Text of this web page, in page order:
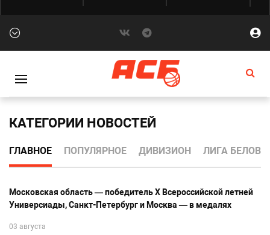
КАТЕГОРИИ НОВОСТЕЙ
ГЛАВНОЕ ПОПУЛЯРНОЕ ДИВИЗИОН ЛИГА БЕЛОВА
03 августа
Московская область — победитель Х Всероссийской летней
Универсиады, Санкт-Петербург и Москва — в медалях